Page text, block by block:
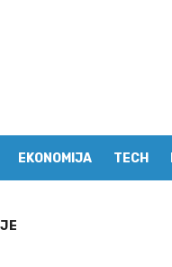
EKONOMIJA TECH